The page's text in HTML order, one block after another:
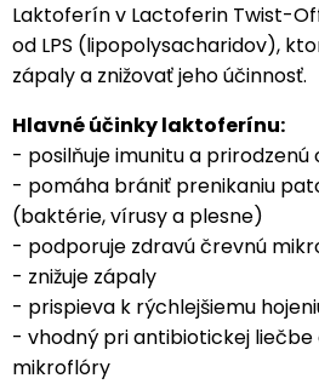
Laktoferín v Lactoferin Twist-
od LPS (lipopolysacharidov),
zápaly a znižovať jeho účinnosť.
Hlavné účinky laktoferínu:
- posilňuje imunitu a
- pomáha brániť prenikaniu
(baktérie, vírusy a plesne)
- podporuje zdravú črevnú
- znižuje zápaly
- prispieva k rýchlejšiemu
- vhodný pri antibiotickej
mikroflóry